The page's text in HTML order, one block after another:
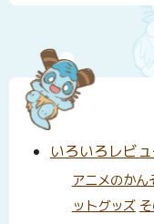
いろいろレビ
アニメのかん
ットグッズ